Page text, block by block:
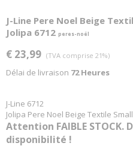
J-Line Pere Noel Beige
Jolipa 6712 peres-noël
€ 23,99 (TVA comprise 21%)
Délai de livraison 72 Heures
J-Line 6712
Jolipa Pere Noel Beige Textile Small
Attention FAIBLE STOCK.
disponibilité !